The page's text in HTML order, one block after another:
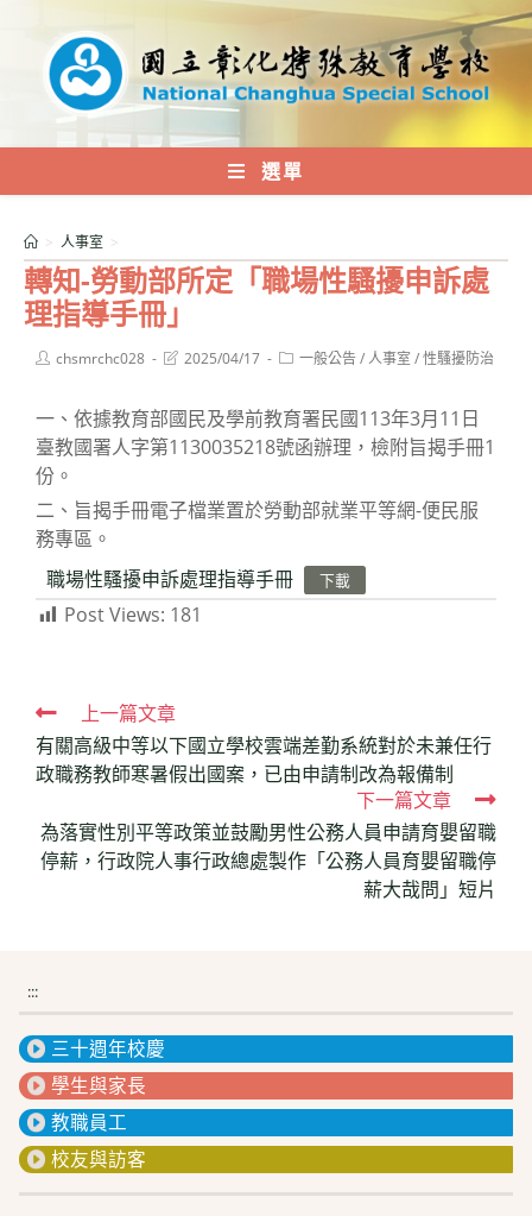
內
選單
轉知-勞動部所定「職場性騷擾申訴處
理指導手冊」
> 人事室 >
Postchsmrchc028
Post2025/04/17
Post一般公告/人事室 /性騷擾防治
一、依據教育部國民及學前教育署民國113年3月11日
臺教國署人字第1130035218號函辦理，檢附旨揭手冊1
份。
二、旨揭手冊電子檔業置於勞動部就業平等網-便民服
務專區。
職場性騷擾申訴處理指導手冊
下載
Post Views: 181
Read
more
articles
上一篇文章
有關高級中等以下國立學校雲端差勤系統對於未兼任行
政職務教師寒暑假出國案，已由申請制改為報備制
下一篇文章
為落實性別平等政策並鼓勵男性公務人員申請育嬰留職
停薪，行政院人事行政總處製作「公務人員育嬰留職停
薪大哉問」短片
:::
三十週年校慶
學生與家長
教職員工
校友與訪客